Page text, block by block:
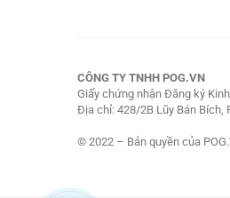
CÔNG TY TNHH POG.VN
Giấy chứng nhận Đăng ký
Địa chỉ: 428/2B Lũy Bán Bích,
© 2022 – Bản quyền của